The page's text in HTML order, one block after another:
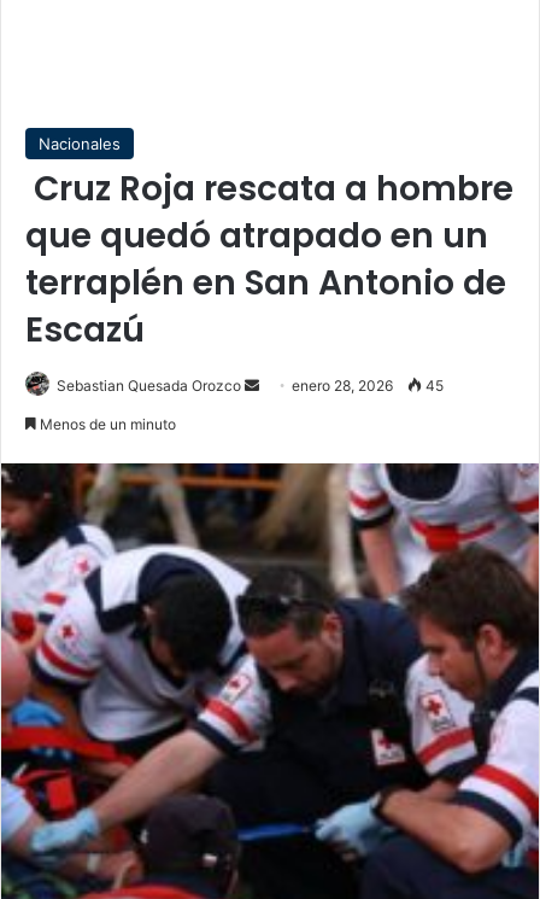
Nacionales
Cruz Roja rescata a hombre
que quedó atrapado en un
terraplén en San Antonio de
Escazú
Sebastian Quesada Orozco
Sendenero 28, 2026 45
Menos de un minuto